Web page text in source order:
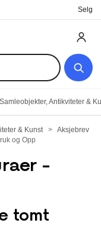
Selg
Samleobjekter, Antikviteter &
& Kunst > Aksjebrev
og Opp
-
tomt